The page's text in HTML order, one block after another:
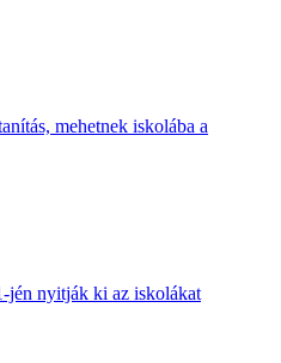
mehetnek iskolába a
jén nyitják ki az iskolákat